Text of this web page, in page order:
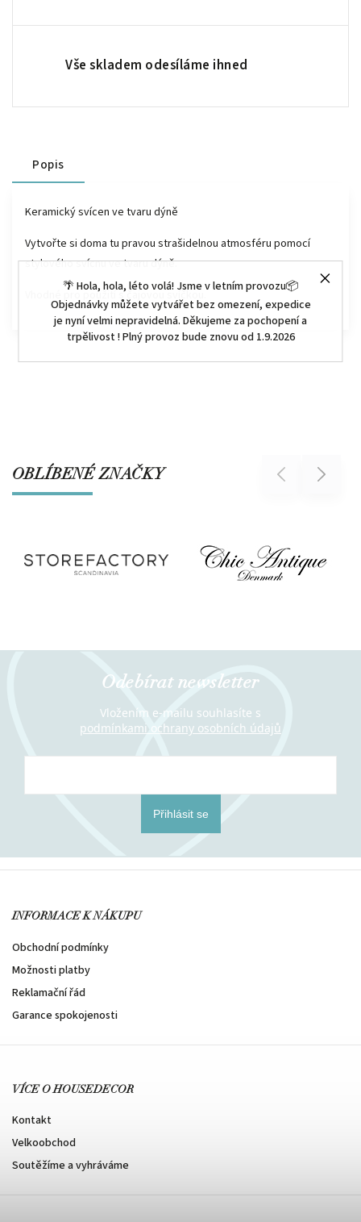
🌴 Hola, hola, léto volá! Jsme v letním provozu📦
Objednávky můžete vytvářet bez omezení, expedice
je nyní velmi nepravidelná. Děkujeme za pochopení a
trpělivost ! Plný provoz bude znovu od 1.9.2026
Vše skladem odesíláme ihned
Popis
Keramický svícen ve tvaru dýně
Vytvořte si doma tu pravou strašidelnou atmosféru pomocí
stylového svícnu ve tvaru dýně.
Vhodné pro použití s čajovou svíčkou.
OBLÍBENÉ ZNAČKY Previous Next
Odebírat newsletter
Vložením e-mailu souhlasíte s
podmínkami ochrany osobních údajů
Přihlásit se
INFORMACE K NÁKUPU
Obchodní podmínky
Možnosti platby
Reklamační řád
Garance spokojenosti
VÍCE O HOUSEDECOR
Kontakt
Velkoobchod
Soutěžíme a vyhráváme